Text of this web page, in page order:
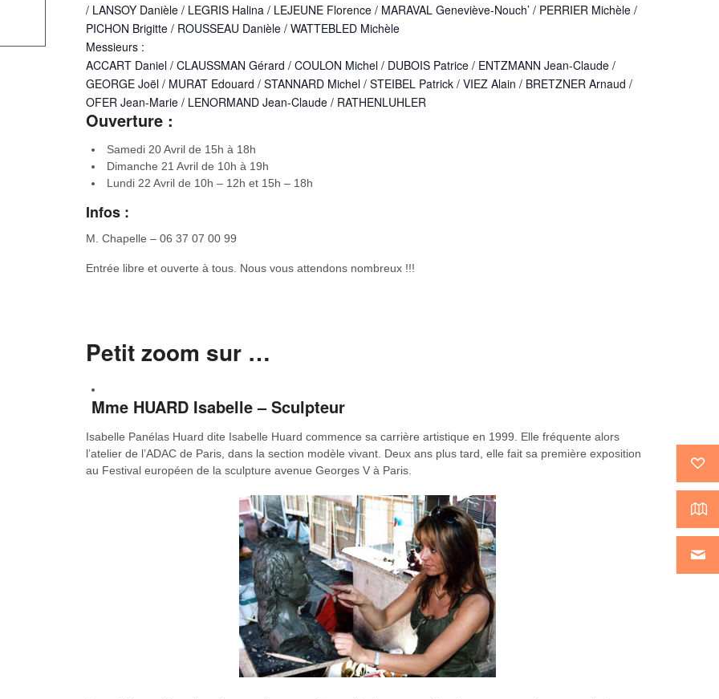
/ LANSOY Danièle / LEGRIS Halina / LEJEUNE Florence / MARAVAL Geneviève-Nouch’ / PERRIER Michèle /
PICHON Brigitte / ROUSSEAU Danièle / WATTEBLED Michèle
Messieurs :
ACCART Daniel / CLAUSSMAN Gérard / COULON Michel / DUBOIS Patrice / ENTZMANN Jean-Claude /
GEORGE Joël / MURAT Edouard / STANNARD Michel / STEIBEL Patrick / VIEZ Alain / BRETZNER Arnaud /
OFER Jean-Marie / LENORMAND Jean-Claude / RATHENLUHLER
Ouverture :
Samedi 20 Avril de 15h à 18h
Dimanche 21 Avril de 10h à 19h
Lundi 22 Avril de 10h – 12h et 15h – 18h
Infos :
M. Chapelle – 06 37 07 00 99
Entrée libre et ouverte à tous. Nous vous attendons nombreux !!!
Petit zoom sur …
Mme HUARD Isabelle – Sculpteur
Isabelle Panélas Huard dite Isabelle Huard commence sa carrière artistique en 1999. Elle fréquente alors
l’atelier de l’ADAC de Paris, dans la section modèle vivant. Deux ans plus tard, elle fait sa première exposition
au Festival européen de la sculpture avenue Georges V à Paris.